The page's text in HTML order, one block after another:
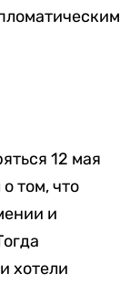
12 мая
том, что
и
хотели